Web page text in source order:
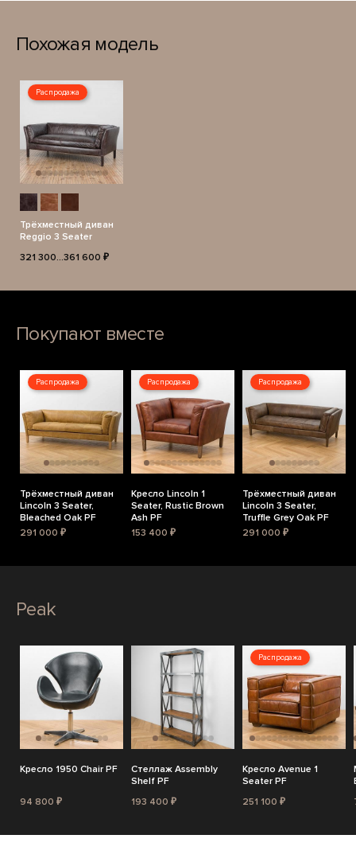
Похожая модель
Распродажа
Трёхместный диван
Reggio 3 Seater
321 300...361 600 ₽
Покупают вместе
Распродажа
Трёхместный диван
Lincoln 3 Seater,
Bleached Oak PF
291 000 ₽
Распродажа
Кресло Lincoln 1
Seater, Rustic Brown
Ash PF
153 400 ₽
Распродажа
Трёхместный диван
Lincoln 3 Seater,
Truffle Grey Oak PF
291 000 ₽
Peak
Кресло 1950 Chair PF
94 800 ₽
Стеллаж Assembly
Shelf PF
193 400 ₽
Распродажа
Кресло Avenue 1
Seater PF
251 100 ₽